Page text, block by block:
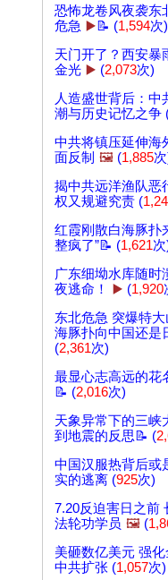
恐怖龙卷风夜袭东
危急 ▶️📝 (1,594次)
天门开了？西安暴
金光 ▶️ (2,073次)
人造盛世背后：中
潮与历史记忆之争
中共将镇压延伸海
面反制 🖼️ (1,885
揭中共远洋渔队
权又规避究责 (
红霞刚散白海豚扑
整疯了”📝 (1,621次
广东细坳水库随时
夜逃命！
▶️ (1,920
东北危急 突爆特
海豚扑向中国还是
(2,361次)
最显心志高远的
📝 (2,016次)
天象异常下的三峡
到地震的反思📝 (
中国汉服热背后或
实的逃离 (925次)
7.20反迫害日之前
法轮功学员 🖼️ (
美砸数亿美元 强化
中共扩张 (1,057次)